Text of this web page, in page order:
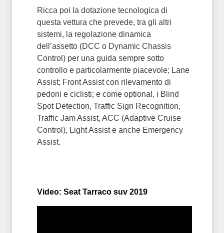
Ricca poi la dotazione tecnologica di
questa vettura che prevede, tra gli altri
sistemi, la regolazione dinamica
dell’assetto (DCC o Dynamic Chassis
Control) per una guida sempre sotto
controllo e particolarmente piacevole; Lane
Assist; Front Assist con rilevamento di
pedoni e ciclisti; e come optional, i Blind
Spot Detection, Traffic Sign Recognition,
Traffic Jam Assist, ACC (Adaptive Cruise
Control), Light Assist e anche Emergency
Assist.
Video: Seat Tarraco suv 2019